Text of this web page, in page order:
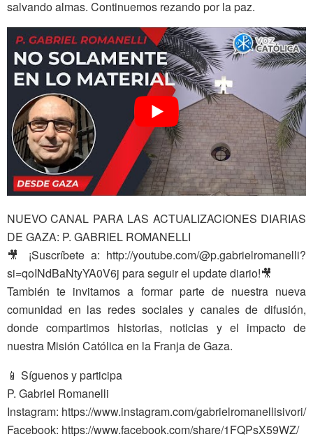
salvando almas. Continuemos rezando por la paz.
NUEVO CANAL PARA LAS ACTUALIZACIONES DIARIAS
DE GAZA: P. GABRIEL ROMANELLI
🎥 ¡Suscríbete a: http://youtube.com/@p.gabrielromanelli?
si=qoINdBaNtyYA0V6j para seguir el update diario!🎥
También te invitamos a formar parte de nuestra nueva
comunidad en las redes sociales y canales de difusión,
donde compartimos historias, noticias y el impacto de
nuestra Misión Católica en la Franja de Gaza.
📱 Síguenos y participa
P. Gabriel Romanelli
Instagram: https://www.instagram.com/gabrielromanellisivori/
Facebook: https://www.facebook.com/share/1FQPsX59WZ/